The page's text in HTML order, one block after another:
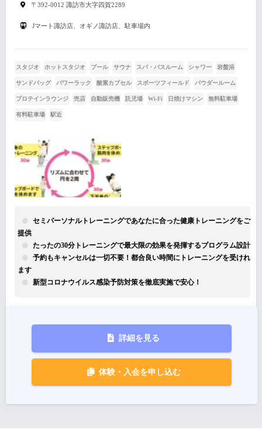
〒392-0012 諏訪市大字四賀2289
Jマート諏訪店、オギノ諏訪店、駐車場内
スタジオ ホットスタジオ プール サウナ スパ・バスルーム シャワー 岩盤浴
サンドバッグ パワーラック 酸素カプセル スポーツフィールド パウダールーム
プロテインラウンジ 売店 自動販売機 託児場 Wi-Fi 日焼けマシン 無料駐車場
有料駐車場 駅近
セミパーソナルトレーニングであなたに合った健康トレーニングをご
提供
たったの30分トレーニングで最大限の効果を発揮するプログラム設計
予約もキャンセルは一切不要！都合良い時間にトレーニングを受けれ
ます
新型コロナウイルス感染予防対策を徹底実施で安心！
詳細を見る
体験・入会を申し込む